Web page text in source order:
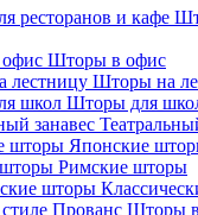
Шторы в офис
Шторы на
Шторы для
Японские
Римские шторы
Шторы в